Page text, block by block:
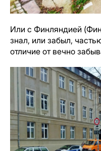
Или с Финляндией
знал, или забыл,
отличие от вечно